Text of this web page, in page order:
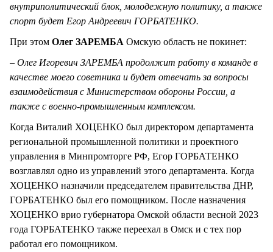
внутриполитический блок, молодежную политику, а также
спорт будет Егор Андреевич ГОРБАТЕНКО.
При этом Олег ЗАРЕМБА Омскую область не покинет:
– Олег Игоревич ЗАРЕМБА продолжит работу в команде в
качестве моего советника и будет отвечать за вопросы
взаимодействия с Министерством обороны России, а
также с военно-промышленным комплексом.
Когда Виталий ХОЦЕНКО был директором департамента
региональной промышленной политики и проектного
управления в Минпромторге РФ, Егор ГОРБАТЕНКО
возглавлял одно из управлений этого департамента. Когда
ХОЦЕНКО назначили председателем правительства ДНР,
ГОРБАТЕНКО был его помощником. После назначения
ХОЦЕНКО врио губернатора Омской области весной 2023
года ГОРБАТЕНКО также переехал в Омск и с тех пор
работал его помощником.